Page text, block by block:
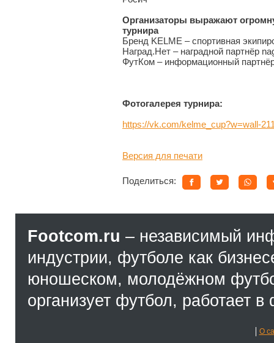
Организаторы выражают
турнира
Бренд KELME – спортивная
Наград.Нет – наградной партнёр
ФутКом – информационный
Фотогалерея турнира:
https://vk.com/kelme_cup?w=wall-
Версия для печати
Поделиться:
Footcom.ru – независимый
индустрии, футболе как
юношеском, молодёжном
организует футбол, работает
О